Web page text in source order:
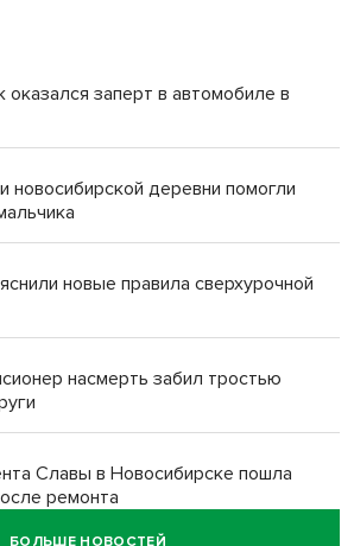
заперт в автомобиле в
новосибирской деревни помогли
новые правила сверхурочной
насмерть забил тростью
Славы в Новосибирске пошла
ремонта
БОЛЬШЕ НОВОСТЕЙ